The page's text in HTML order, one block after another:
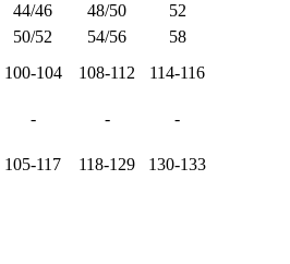
44/46 48/50
52
50/52 54/56
58
100-104 108-112
114-116
- -
-
105-117 118-129
130-133